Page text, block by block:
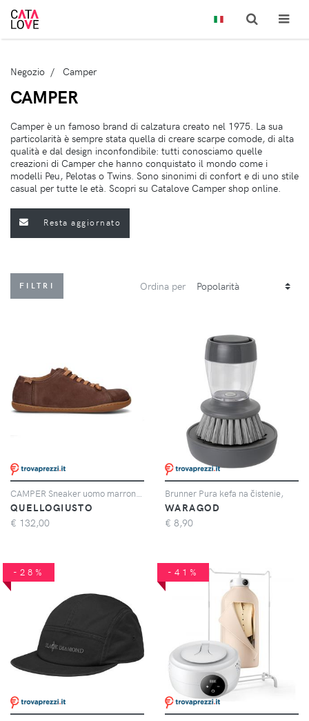
Negozio Camper
CAMPER
Camper è un famoso brand di calzatura creato nel 1975. La sua
particolarità è sempre stata quella di creare scarpe comode, di alta
qualità e dal design inconfondibile: tutti conosciamo quelle
creazioni di Camper che hanno conquistato il mondo come i
modelli Peu, Pelotas o Twins. Sono sinonimi di confort e di uno stile
casual per tutte le età. Scopri su Catalove Camper shop online.
Resta aggiornato
FILTRI Ordina per
QUELLOGIUSTO
€ 132,00
Brunner Pura kefa na čistenie,
WARAGOD
€ 8,90
-28% -41%